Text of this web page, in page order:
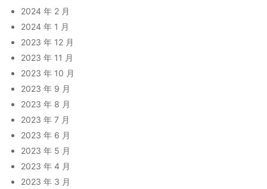
2024 年 2 月
2024 年 1 月
2023 年 12 月
2023 年 11 月
2023 年 10 月
2023 年 9 月
2023 年 8 月
2023 年 7 月
2023 年 6 月
2023 年 5 月
2023 年 4 月
2023 年 3 月